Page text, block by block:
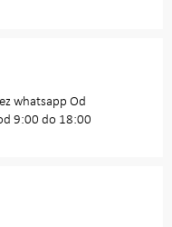
whatsapp Od
9:00 do 18:00